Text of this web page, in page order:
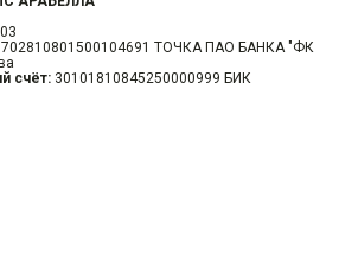
ТОЧКА ПАО БАНКА "ФК
счёт: 30101810845250000999 БИК